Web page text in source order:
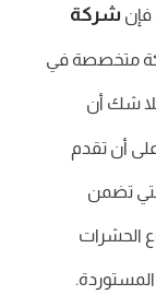
فإن شركة
متخصصة في
شك أن
أن تقدم
تضمن
الحشرات